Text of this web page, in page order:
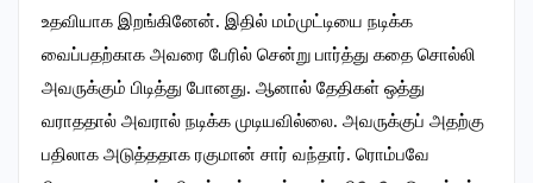
உதவியாக இறங்கினேன். இதில் மம்முட்டியை நடிக்க
வைப்பதற்காக அவரை பேரில் சென்று பார்த்து கதை சொல்லி
அவருக்கும் பிடித்து போனது. ஆனால் தேதிகள் ஒத்து
வராததால் அவரால் நடிக்க முடியவில்லை. அவருக்குப் அதற்கு
பதிலாக அடுத்ததாக ரகுமான் சார் வந்தார். ரொம்பவே